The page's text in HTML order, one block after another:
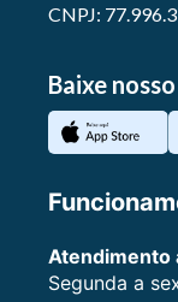
CNPJ:
Baixe
Atendimento
Segunda a